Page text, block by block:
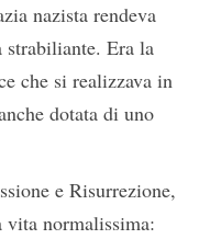
nazista rendeva
strabiliante. Era la
che si realizzava in
dotata di uno
e Risurrezione,
vita normalissima: